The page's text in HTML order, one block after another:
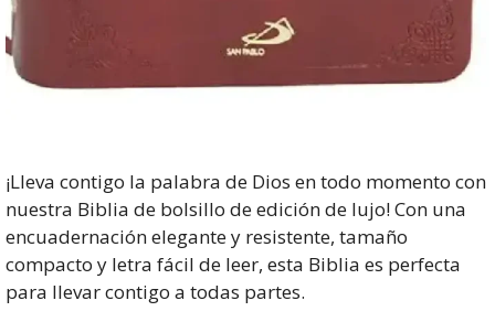
¡Lleva contigo la palabra de Dios en todo momento con
nuestra Biblia de bolsillo de edición de lujo! Con una
encuadernación elegante y resistente, tamaño
compacto y letra fácil de leer, esta Biblia es perfecta
para llevar contigo a todas partes.